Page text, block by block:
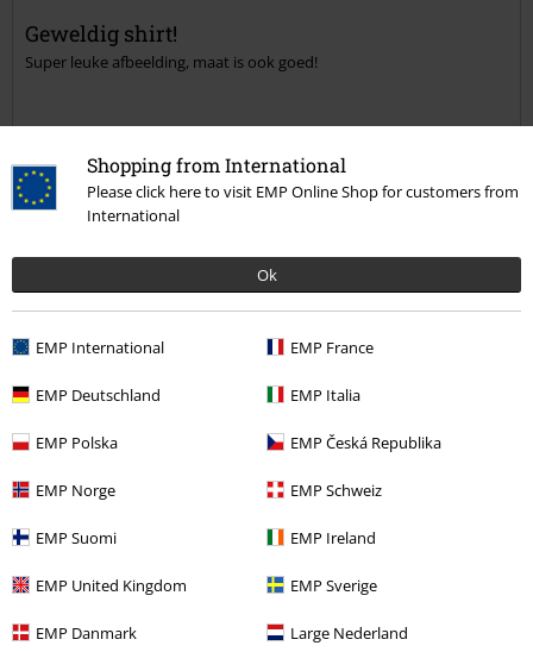
Shopping from International
Please click here to visit EMP Online Shop for customers from
International
Ok
EMP International EMP France
EMP Deutschland EMP Italia
EMP Polska EMP Česká Republika
EMP Norge EMP Schweiz
EMP Suomi EMP Ireland
EMP United Kingdom EMP Sverige
EMP Danmark Large Nederland
Geweldig shirt!
Super leuke afbeelding, maat is ook goed!
Kwaliteit
4
Te nauw
Perfect
Lengte
Heeft deze recensie je geholpen?